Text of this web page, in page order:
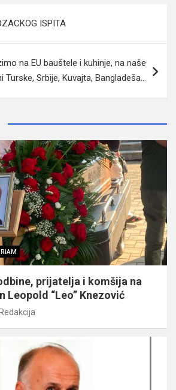
ISPITA
na EU bauštele i kuhinje, na naše
Turske, Srbije, Kuvajta, Bangladeša…
prijatelja i komšija na
Leopold “Leo” Knezović
Redakcija